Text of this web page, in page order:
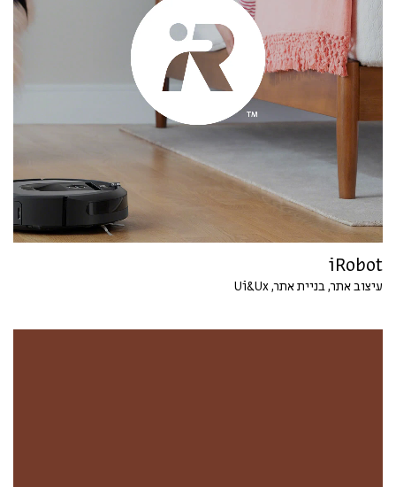
iRobot
עיצוב אתר, בניית אתר, Ui&Ux